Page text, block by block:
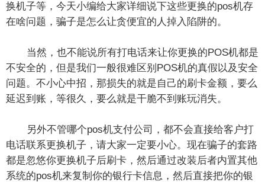
换机子等，今天小编给大家详细说下这些更换的pos机存
在啥问题，骗子是怎么让贪便宜的人掉入陷阱的。
当然，也不能说所有打电话来让你更换的POS机都是
不安全的，但是我们一般很难区别POS机的真假以及安全
问题。不小心中招，那损失的就是自己的刷卡金额，要么
延迟到账，等很久，要么就是干脆不到账玩消失。
另外不管哪个pos机支付公司，都不会直接给客户打
电话联系更换机子，请大家一定要小心。现在骗子的套路
都是忽悠你更换机子后刷卡，然后通过改装后者内置其他
系统的pos机来复制你的银行卡信息，然后直接把你的银